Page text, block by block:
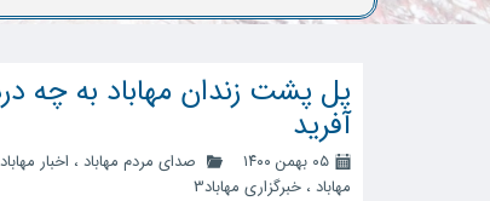
پل پشت زندان مهاباد به چه
آفرید
۰۵ بهمن ۱۴۰۰ صدای مردم مهاباد ، اخبار مهاباد
مهاباد ،خبرگزاری مهاباد3